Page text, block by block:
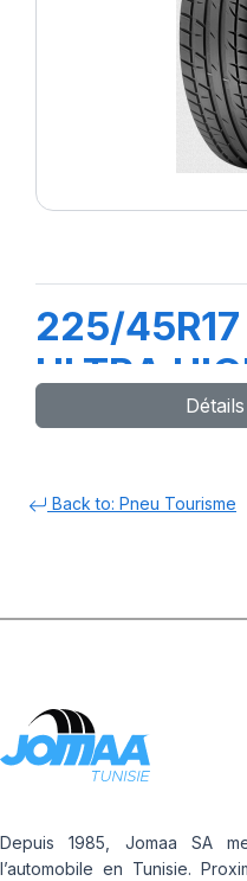
225/
ULTRA
Back to: Pneu Tourisme
Depuis 1985, Jomaa SA
l’automobile en Tunisie.